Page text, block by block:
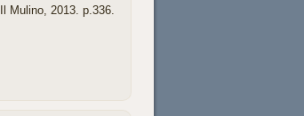
Il Mulino, 2013. p.336.